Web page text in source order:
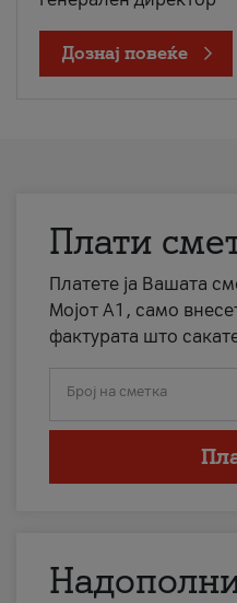
Дознај повеќе
Плати
Платете ја Вашата
Мојот А1, само
фактурата што
Број на сметка